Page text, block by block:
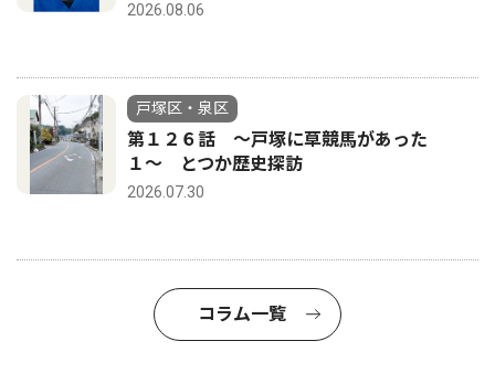
2026.08.06
戸塚区・泉区
第１２６話 〜戸塚に草競馬があった
１〜 とつか歴史探訪
2026.07.30
コラム一覧